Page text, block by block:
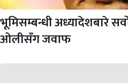
भूमिसम्बन्धी अध्यादेशबारे
ओलीसँग जवाफ